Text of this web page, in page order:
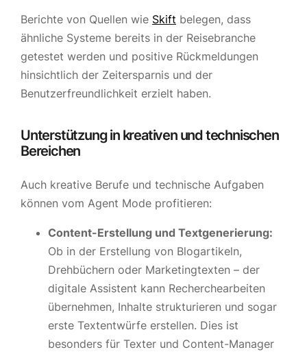
Berichte von Quellen wie Skift belegen, dass
ähnliche Systeme bereits in der Reisebranche
getestet werden und positive Rückmeldungen
hinsichtlich der Zeitersparnis und der
Benutzerfreundlichkeit erzielt haben.
Unterstützung in kreativen und technischen
Bereichen
Auch kreative Berufe und technische Aufgaben
können vom Agent Mode profitieren:
Content-Erstellung und Textgenerierung:
Ob in der Erstellung von Blogartikeln,
Drehbüchern oder Marketingtexten – der
digitale Assistent kann Recherchearbeiten
übernehmen, Inhalte strukturieren und sogar
erste Textentwürfe erstellen. Dies ist
besonders für Texter und Content-Manager